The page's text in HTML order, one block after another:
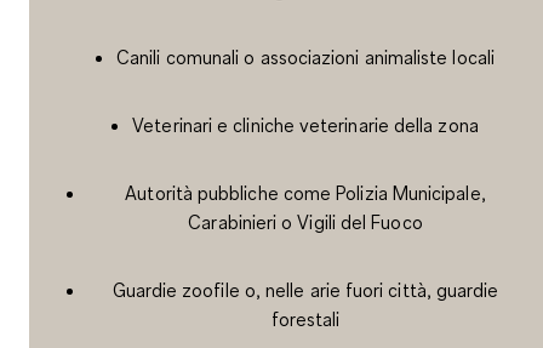
Canili comunali o associazioni animaliste locali
Veterinari e cliniche veterinarie della zona
Autorità pubbliche come Polizia Municipale,
Carabinieri o Vigili del Fuoco
Guardie zoofile o, nelle arie fuori città, guardie
forestali